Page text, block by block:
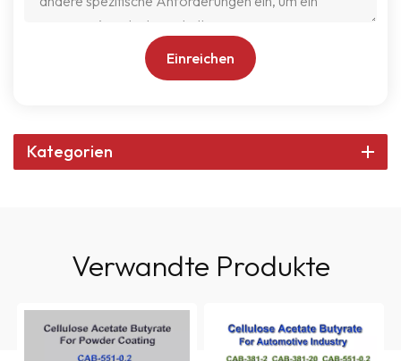
Einreichen
Kategorien
Verwandte Produkte